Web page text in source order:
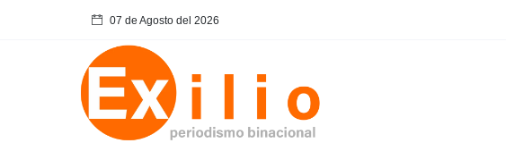
07 de Agosto del 2026